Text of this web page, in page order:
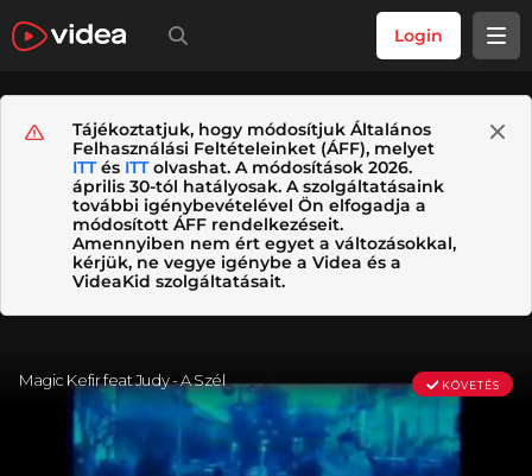
Login
Tájékoztatjuk, hogy módosítjuk Általános
Felhasználási Feltételeinket (ÁFF), melyet
ITTés ITTolvashat. A módosítások 2026.
április 30-tól hatályosak. A szolgáltatásaink
további igénybevételével Ön elfogadja a
módosított ÁFF rendelkezéseit.
Amennyiben nem ért egyet a változásokkal,
kérjük, ne vegye igénybe a Videa és a
VideaKid szolgáltatásait.